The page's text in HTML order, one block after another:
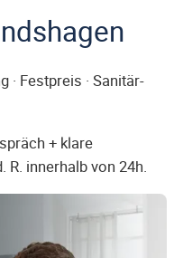
Festpreis · Sanitär-
+ klare
R. innerhalb von 24h.